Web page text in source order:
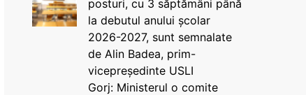
posturi, cu 3 săptămâni până
la debutul anului școlar
2026-2027, sunt semnalate
de Alin Badea, prim-
vicepreședinte USLI
Gorj: Ministerul o comite